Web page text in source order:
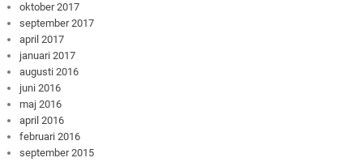
oktober 2017
september 2017
april 2017
januari 2017
augusti 2016
juni 2016
maj 2016
april 2016
februari 2016
september 2015